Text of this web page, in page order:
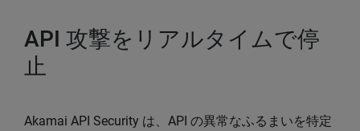
API 攻撃をリアルタイムで停
止
Akamai API Security は、API の異常なふるまいを特定